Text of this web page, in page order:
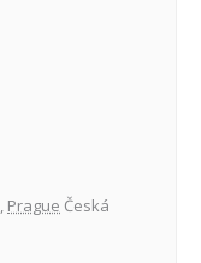
Prague Česká